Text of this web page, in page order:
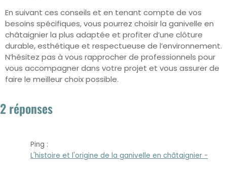
En suivant ces conseils et en tenant compte de vos
besoins spécifiques, vous pourrez choisir la ganivelle en
châtaignier la plus adaptée et profiter d’une clôture
durable, esthétique et respectueuse de l’environnement.
N’hésitez pas à vous rapprocher de professionnels pour
vous accompagner dans votre projet et vous assurer de
faire le meilleur choix possible.
2 réponses
Ping :
L'histoire et l'origine de la ganivelle en châtaignier -